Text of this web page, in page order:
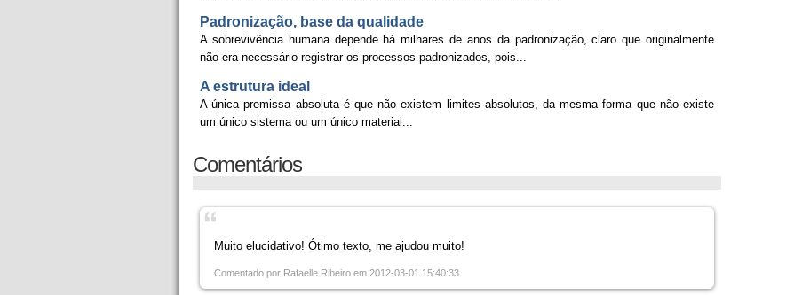
Padronização, base da qualidade
A sobrevivência humana depende há milhares de anos da padronização, claro que originalmente
não era necessário registrar os processos padronizados, pois...
A estrutura ideal
A única premissa absoluta é que não existem limites absolutos, da mesma forma que não existe
um único sistema ou um único material...
Comentários
Muito elucidativo! Ótimo texto, me ajudou muito!
Comentado por Rafaelle Ribeiro em 2012-03-01 15:40:33